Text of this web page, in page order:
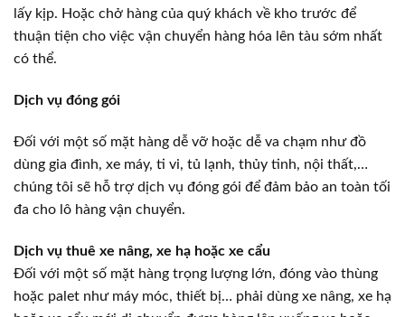
lấy kịp. Hoặc chở hàng của quý khách về kho trước để
thuận tiện cho việc vận chuyển hàng hóa lên tàu sớm nhất
có thể.
Dịch vụ đóng gói
Đối với một số mặt hàng dễ vỡ hoặc dễ va chạm như đồ
dùng gia đình, xe máy, ti vi, tủ lạnh, thủy tinh, nội thất,…
chúng tôi sẽ hỗ trợ dịch vụ đóng gói để đảm bảo an toàn tối
đa cho lô hàng vận chuyển.
Dịch vụ thuê xe nâng, xe hạ hoặc xe cẩu
Đối với một số mặt hàng trọng lượng lớn, đóng vào thùng
hoặc palet như máy móc, thiết bị… phải dùng xe nâng, xe hạ